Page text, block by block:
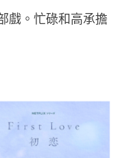
戲。忙碌和高承擔